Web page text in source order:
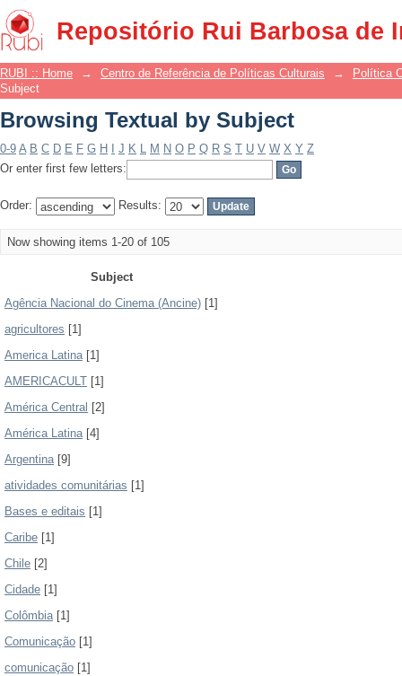
Repositório Rui Barbosa de
Browsing Textual by Subject
RUBI :: Home → Centro de Referência de Políticas Culturais →
Política
Subject
Browsing Textual by Subject
0-9 A B C D E F G H J K L M N O P Q R S T U V W X Y Z
Or enter first few letters:
Order: Results:
Now showing items 1-20 of 105
Subject
Agência Nacional do Cinema (Ancine) [1]
agricultores [1]
America Latina[1]
AMERICACULT [1]
América Central [2]
América Latina[4]
Argentina[9]
atividades comunitárias [1]
Bases e editais [1]
Caribe [1]
Chile [2]
Cidade [1]
Colômbia[1]
Comunicação [1]
comunicação [1]